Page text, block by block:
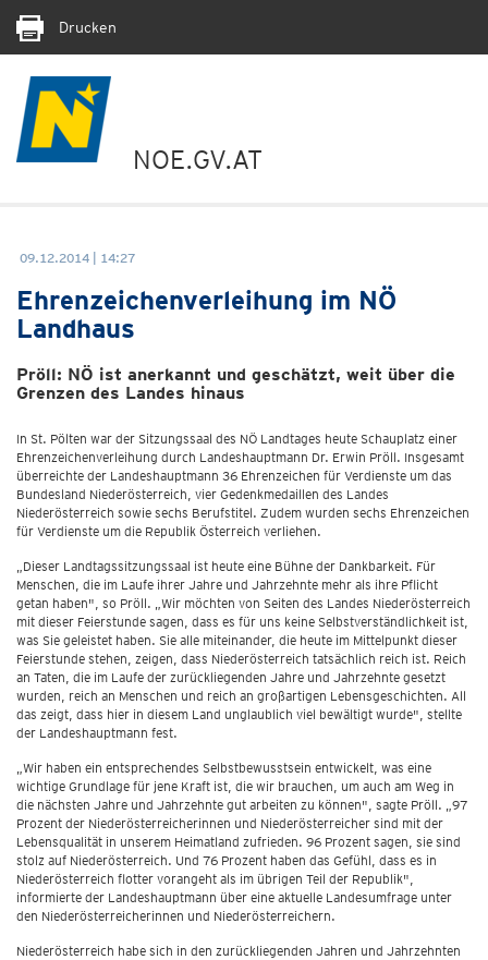
Drucken
NOE.GV.AT
09.12.2014 | 14:27
Ehrenzeichenverleihung im NÖ
Landhaus
Pröll: NÖ ist anerkannt und geschätzt, weit über die
Grenzen des Landes hinaus
In St. Pölten war der Sitzungssaal des NÖ Landtages heute Schauplatz einer
Ehrenzeichenverleihung durch Landeshauptmann Dr. Erwin Pröll. Insgesamt
überreichte der Landeshauptmann 36 Ehrenzeichen für Verdienste um das
Bundesland Niederösterreich, vier Gedenkmedaillen des Landes
Niederösterreich sowie sechs Berufstitel. Zudem wurden sechs Ehrenzeichen
für Verdienste um die Republik Österreich verliehen.
„Dieser Landtagssitzungssaal ist heute eine Bühne der Dankbarkeit. Für
Menschen, die im Laufe ihrer Jahre und Jahrzehnte mehr als ihre Pflicht
getan haben", so Pröll. „Wir möchten von Seiten des Landes Niederösterreich
mit dieser Feierstunde sagen, dass es für uns keine Selbstverständlichkeit ist,
was Sie geleistet haben. Sie alle miteinander, die heute im Mittelpunkt dieser
Feierstunde stehen, zeigen, dass Niederösterreich tatsächlich reich ist. Reich
an Taten, die im Laufe der zurückliegenden Jahre und Jahrzehnte gesetzt
wurden, reich an Menschen und reich an großartigen Lebensgeschichten. All
das zeigt, dass hier in diesem Land unglaublich viel bewältigt wurde", stellte
der Landeshauptmann fest.
„Wir haben ein entsprechendes Selbstbewusstsein entwickelt, was eine
wichtige Grundlage für jene Kraft ist, die wir brauchen, um auch am Weg in
die nächsten Jahre und Jahrzehnte gut arbeiten zu können", sagte Pröll. „97
Prozent der Niederösterreicherinnen und Niederösterreicher sind mit der
Lebensqualität in unserem Heimatland zufrieden. 96 Prozent sagen, sie sind
stolz auf Niederösterreich. Und 76 Prozent haben das Gefühl, dass es in
Niederösterreich flotter vorangeht als im übrigen Teil der Republik",
informierte der Landeshauptmann über eine aktuelle Landesumfrage unter
den Niederösterreicherinnen und Niederösterreichern.
Niederösterreich habe sich in den zurückliegenden Jahren und Jahrzehnten